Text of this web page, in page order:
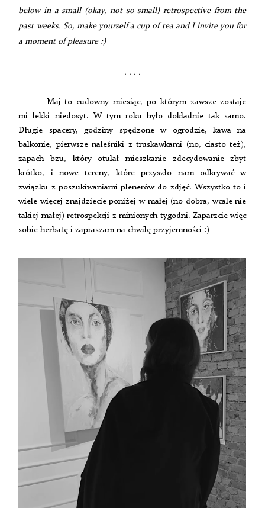
below in a small (okay, not so small) retrospective from the
past weeks. So, make yourself a cup of tea and I invite you for
a moment of pleasure :)
. . . .
Maj to cudowny miesiąc, po którym zawsze zostaje
mi lekki niedosyt. W tym roku było dokładnie tak samo.
Długie spacery, godziny spędzone w ogrodzie, kawa na
balkonie, pierwsze naleśniki z truskawkami (no, ciasto też),
zapach bzu, który otulał mieszkanie zdecydowanie zbyt
krótko, i nowe tereny, które przyszło nam odkrywać w
związku z poszukiwaniami plenerów do zdjęć. Wszystko to i
wiele więcej znajdziecie poniżej w małej (no dobra, wcale nie
takiej małej) retrospekcji z minionych tygodni. Zaparzcie więc
sobie herbatę i zapraszam na chwilę przyjemności :)